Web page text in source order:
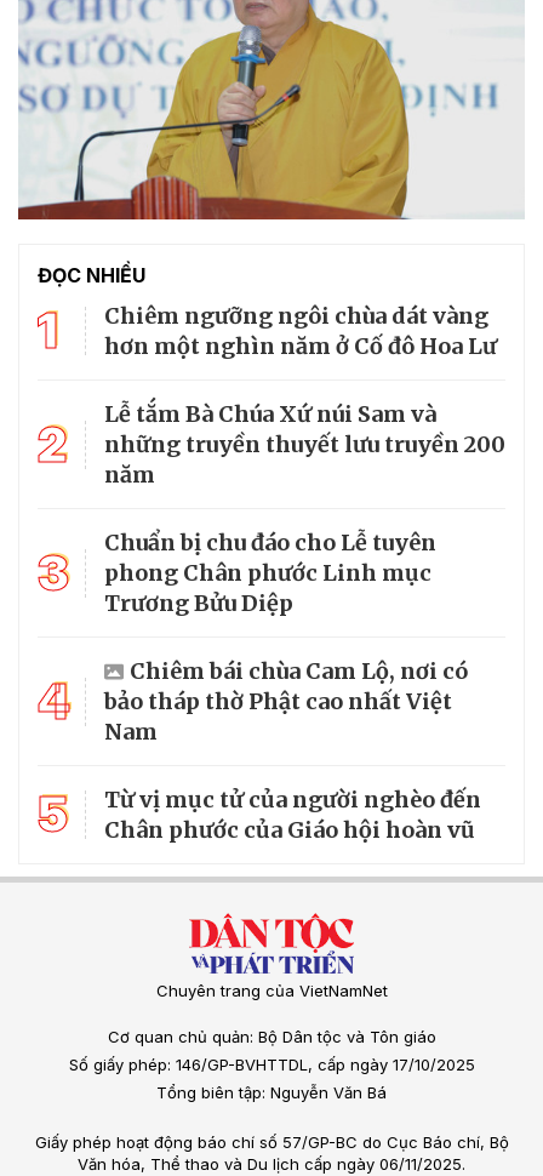
ĐỌC NHIỀU
1
Chiêm ngưỡng ngôi chùa dát vàng
hơn một nghìn năm ở Cố đô Hoa Lư
2
Lễ tắm Bà Chúa Xứ núi Sam và
những truyền thuyết lưu truyền 200
năm
3
Chuẩn bị chu đáo cho Lễ tuyên
phong Chân phước Linh mục
Trương Bửu Diệp
4
Chiêm bái chùa Cam Lộ, nơi có
bảo tháp thờ Phật cao nhất Việt
Nam
5
Từ vị mục tử của người nghèo đến
Chân phước của Giáo hội hoàn vũ
Chuyên trang của VietNamNet
Cơ quan chủ quản: Bộ Dân tộc và Tôn giáo
Số giấy phép: 146/GP-BVHTTDL, cấp ngày 17/10/2025
Tổng biên tập: Nguyễn Văn Bá
Giấy phép hoạt động báo chí số 57/GP-BC do Cục Báo chí, Bộ
Văn hóa, Thể thao và Du lịch cấp ngày 06/11/2025.